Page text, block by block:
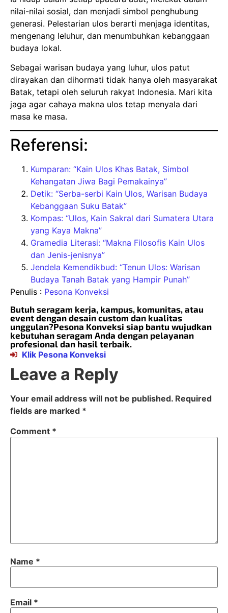
nilai-nilai sosial, dan menjadi simbol penghubung
generasi. Pelestarian ulos berarti menjaga identitas,
mengenang leluhur, dan menumbuhkan kebanggaan
budaya lokal.
Sebagai warisan budaya yang luhur, ulos patut
dirayakan dan dihormati tidak hanya oleh masyarakat
Batak, tetapi oleh seluruh rakyat Indonesia. Mari kita
jaga agar cahaya makna ulos tetap menyala dari
masa ke masa.
Referensi:
Kumparan: “Kain Ulos Khas Batak, Simbol
Kehangatan Jiwa Bagi Pemakainya”
Detik: “Serba-serbi Kain Ulos, Warisan Budaya
Kebanggaan Suku Batak”
Kompas: “Ulos, Kain Sakral dari Sumatera Utara
yang Kaya Makna”
Gramedia Literasi: “Makna Filosofis Kain Ulos
dan Jenis-jenisnya”
Jendela Kemendikbud: “Tenun Ulos: Warisan
Budaya Tanah Batak yang Hampir Punah”
Penulis : Pesona Konveksi
Butuh seragam kerja, kampus, komunitas, atau
event dengan desain custom dan kualitas
unggulan?Pesona Konveksi siap bantu wujudkan
kebutuhan seragam Anda dengan pelayanan
profesional dan hasil terbaik.
Klik Pesona Konveksi
Leave a Reply
Your email address will not be published. Required
fields are marked *
Comment *
Name *
Email *